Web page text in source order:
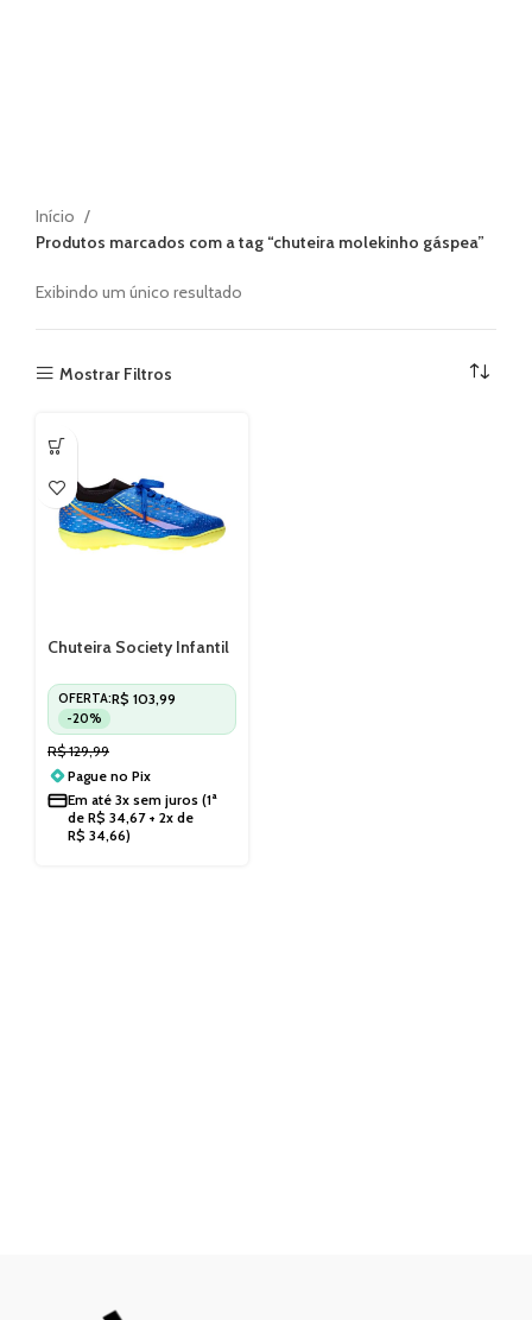
Início
Produtos marcados com a tag “chuteira molekinho gáspea”
Exibindo um único resultado
Mostrar Filtros
Chuteira Society Infantil
OFERTA:R$ 103,99
-20%
R$129,99
Pague no Pix
Em até 3x sem juros (1ª
de R$ 34,67+ 2x de
R$ 34,66)